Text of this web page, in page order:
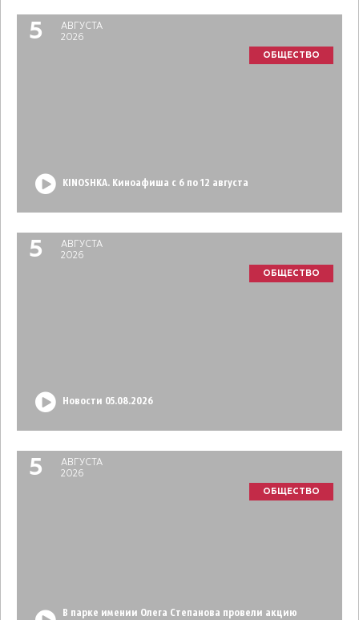
5
АВГУСТА
2026
ОБЩЕСТВО
KINOSHKA. Киноафиша с 6 по 12 августа
5
АВГУСТА
2026
ОБЩЕСТВО
Новости 05.08.2026
5
АВГУСТА
2026
ОБЩЕСТВО
В парке имении Олега Степанова провели акцию